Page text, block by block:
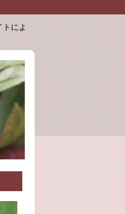
ようこそ。お届けするクリス